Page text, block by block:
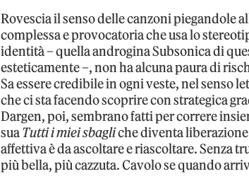
Rovescia il senso delle canzoni piegandole
complessa e provocatoria che usa lo
identità – quella androgina Subsonica di
esteticamente –, non ha alcuna paura di
Sa essere credibile in ogni veste, nel senso
che ci sta facendo scoprire con strategica
Dargen, poi, sembrano fatti per correre
suaTutti i miei sbagliche diventa
affettiva è da ascoltare e riascoltare. Senza
più bella, più cazzuta. Cavolo se quando